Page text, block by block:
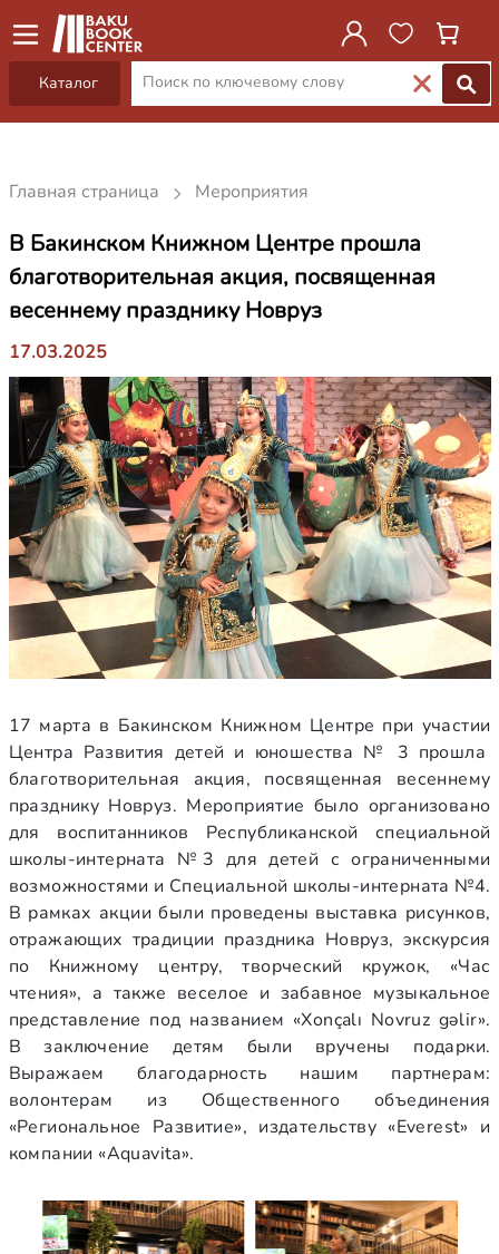
Каталог
Главная страница Мероприятия
В Бакинском Книжном Центре прошла
благотворительная акция, посвященная
весеннему празднику Новруз
17.03.2025
17 марта в Бакинском Книжном Центре при участии
Центра Развития детей и юношества № 3 прошла
благотворительная акция, посвященная весеннему
празднику Новруз. Мероприятие было организовано
для воспитанников Республиканской специальной
школы-интерната №3 для детей с ограниченными
возможностями и Специальной школы-интерната №4.
В рамках акции были проведены выставка рисунков,
отражающих традиции праздника Новруз, экскурсия
по Книжному центру, творческий кружок, «Час
чтения», а также веселое и забавное музыкальное
представление под названием «Xonçalı Novruz gəlir».
В заключение детям были вручены подарки.
Выражаем благодарность нашим партнерам:
волонтерам из Общественного объединения
«Региональное Развитие», издательству «Everest» и
компании «Aquavita».